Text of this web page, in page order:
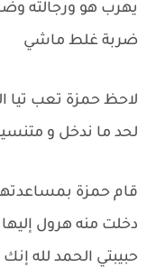
يهرب هو ورجالته
ضربة غلط ماشي
لاحظ حمزة تعب
لحد ما ندخل و
قام حمزة
دخلت منه هرول
حبيبتي الحمد لله